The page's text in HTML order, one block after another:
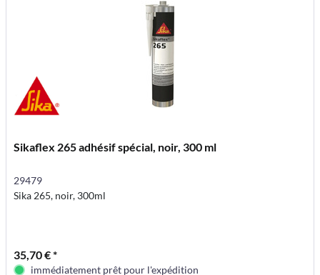
Sikaflex 265 adhésif spécial, noir, 300 ml
29479
Sika 265, noir, 300ml
35,70 € *
immédiatement prêt pour l'expédition